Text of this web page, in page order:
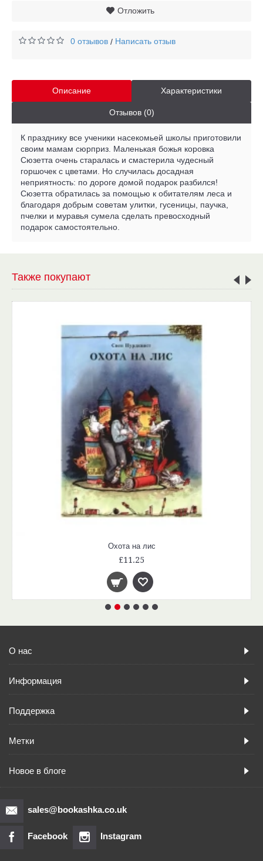
Отложить
0 отзывов / Написать отзыв
Описание Характеристики
Отзывов (0)
К празднику все ученики насекомьей школы приготовили
своим мамам сюрприз. Маленькая божья коровка
Сюзетта очень старалась и смастерила чудесный
горшочек с цветами. Но случилась досадная
неприятность: по дороге домой подарок разбился!
Сюзетта обратилась за помощью к обитателям леса и
благодаря добрым советам улитки, гусеницы, паучка,
пчелки и муравья сумела сделать превосходный
подарок самостоятельно.
Также покупают
Охота на лис
£11.25
О нас
Информация
Поддержка
Метки
Новое в блоге
sales@bookashka.co.uk
Facebook Instagram